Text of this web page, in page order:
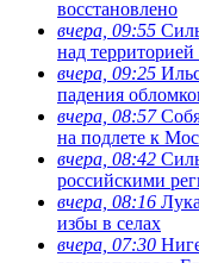
восстановлено
вчера, 09:55
над
вчера, 09:25
падения
вчера, 08:57
на подлете к
вчера, 08:42
российскими
вчера, 08:16
избы в селах
вчера, 07:30